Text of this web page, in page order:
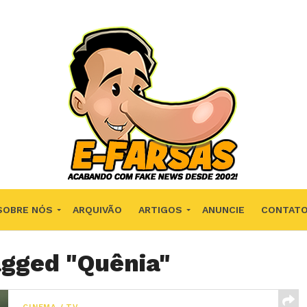
NÓS ARQUIVÃO ARTIGOS ANUNCIE CONTATO
"Quênia"